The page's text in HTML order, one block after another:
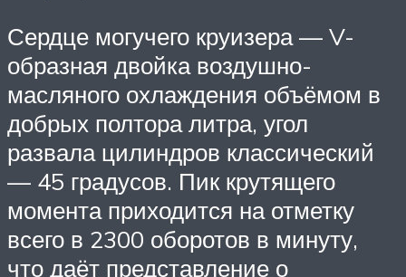
Сердце могучего круизера — V-
образная двойка воздушно-
масляного охлаждения объёмом в
добрых полтора литра, угол
развала цилиндров классический
— 45 градусов. Пик крутящего
момента приходится на отметку
всего в 2300 оборотов в минуту,
что даёт представление о